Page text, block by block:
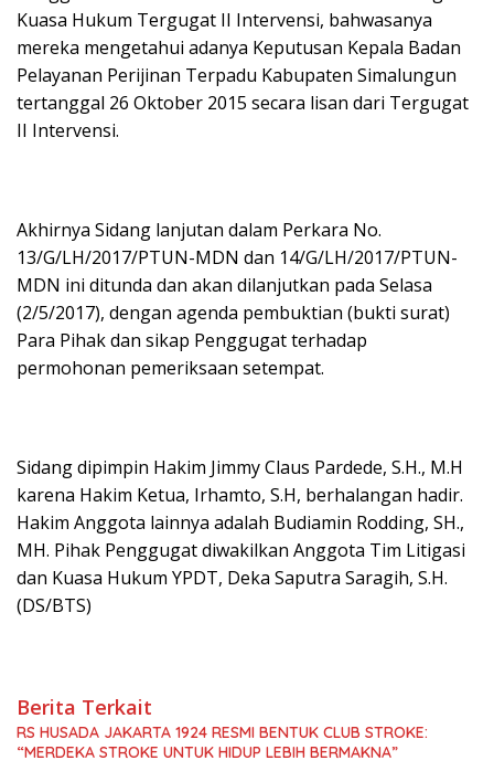
Kuasa Hukum Tergugat II Intervensi, bahwasanya
mereka mengetahui adanya Keputusan Kepala Badan
Pelayanan Perijinan Terpadu Kabupaten Simalungun
tertanggal 26 Oktober 2015 secara lisan dari Tergugat
II Intervensi.
Akhirnya Sidang lanjutan dalam Perkara No.
13/G/LH/2017/PTUN-MDN dan 14/G/LH/2017/PTUN-
MDN ini ditunda dan akan dilanjutkan pada Selasa
(2/5/2017), dengan agenda pembuktian (bukti surat)
Para Pihak dan sikap Penggugat terhadap
permohonan pemeriksaan setempat.
Sidang dipimpin Hakim Jimmy Claus Pardede, S.H., M.H
karena Hakim Ketua, Irhamto, S.H, berhalangan hadir.
Hakim Anggota lainnya adalah Budiamin Rodding, SH.,
MH. Pihak Penggugat diwakilkan Anggota Tim Litigasi
dan Kuasa Hukum YPDT, Deka Saputra Saragih, S.H.
(DS/BTS)
Berita Terkait
RS HUSADA JAKARTA 1924 RESMI BENTUK CLUB STROKE:
“MERDEKA STROKE UNTUK HIDUP LEBIH BERMAKNA”